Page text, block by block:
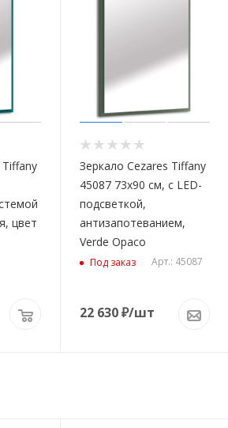
Tiffany
цвет
Зеркало Cezares Tiffany
45087 73x90 см, с LED-
подсветкой,
антизапотеванием,
Verde Opaco
Под заказ Арт.: 45087
22 630₽/шт